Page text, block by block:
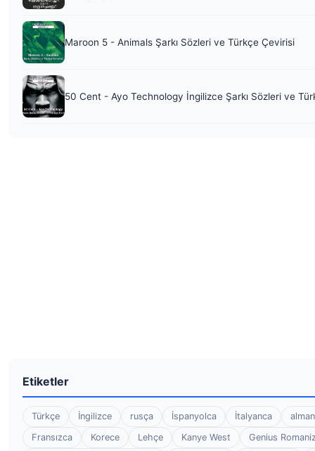
Maroon 5 - Animals Şarkı Sözleri ve Türkçe Çevirisi
50 Cent - Ayo Technology İngilizce Şarkı Sözleri ve
Etiketler
Türkçe İngilizce rusça İspanyolca İtalyanca
Fransızca
Korece Lehçe Kanye West
Genius